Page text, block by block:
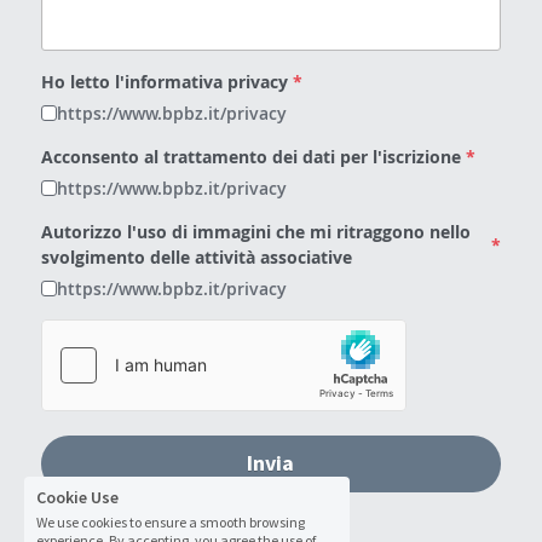
Ho letto l'informativa privacy*
https://www.bpbz.it/privacy
Acconsento al trattamento dei dati per l'iscrizione*
https://www.bpbz.it/privacy
Autorizzo l'uso di immagini che mi ritraggono nello
svolgimento delle attività associative
*
https://www.bpbz.it/privacy
Invia
Cookie Use
We use cookies to ensure a smooth browsing